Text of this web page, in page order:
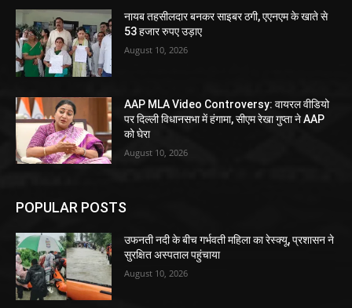
नायब तहसीलदार बनकर साइबर ठगी, एएनएम के खाते से
53 हजार रुपए उड़ाए
August 10, 2026
AAP MLA Video Controversy: वायरल वीडियो
पर दिल्ली विधानसभा में हंगामा, सीएम रेखा गुप्ता ने AAP
को घेरा
August 10, 2026
POPULAR POSTS
उफनती नदी के बीच गर्भवती महिला का रेस्क्यू, प्रशासन ने
सुरक्षित अस्पताल पहुंचाया
August 10, 2026